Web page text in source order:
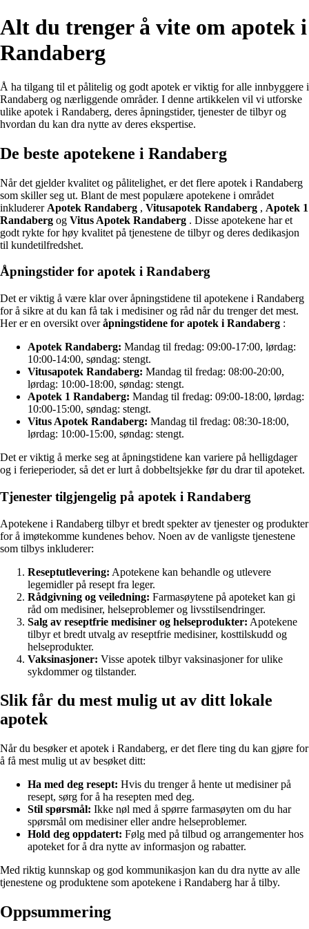
Alt du trenger å vite om apotek i
Randaberg
Å ha tilgang til et pålitelig og godt apotek er viktig for alle innbyggere i
Randaberg og nærliggende områder. I denne artikkelen vil vi utforske
ulike apotek i Randaberg, deres åpningstider, tjenester de tilbyr og
hvordan du kan dra nytte av deres ekspertise.
De beste apotekene i Randaberg
Når det gjelder kvalitet og pålitelighet, er det flere apotek i Randaberg
som skiller seg ut. Blant de mest populære apotekene i området
inkluderer Apotek Randaberg , Vitusapotek Randaberg , Apotek 1
Randaberg og Vitus Apotek Randaberg . Disse apotekene har et
godt rykte for høy kvalitet på tjenestene de tilbyr og deres dedikasjon
til kundetilfredshet.
Åpningstider for apotek i Randaberg
Det er viktig å være klar over åpningstidene til apotekene i Randaberg
for å sikre at du kan få tak i medisiner og råd når du trenger det mest.
Her er en oversikt overåpningstidene for apotek i Randaberg :
Apotek Randaberg: Mandag til fredag: 09:00-17:00, lørdag:
10:00-14:00, søndag: stengt.
Vitusapotek Randaberg: Mandag til fredag: 08:00-20:00,
lørdag: 10:00-18:00, søndag: stengt.
Apotek 1 Randaberg: Mandag til fredag: 09:00-18:00, lørdag:
10:00-15:00, søndag: stengt.
Vitus Apotek Randaberg: Mandag til fredag: 08:30-18:00,
lørdag: 10:00-15:00, søndag: stengt.
Det er viktig å merke seg at åpningstidene kan variere på helligdager
og i ferieperioder, så det er lurt å dobbeltsjekke før du drar til apoteket.
Tjenester tilgjengelig på apotek i Randaberg
Apotekene i Randaberg tilbyr et bredt spekter av tjenester og produkter
for å imøtekomme kundenes behov. Noen av de vanligste tjenestene
som tilbys inkluderer:
Reseptutlevering: Apotekene kan behandle og utlevere
legemidler på resept fra leger.
Rådgivning og veiledning: Farmasøytene på apoteket kan gi
råd om medisiner, helseproblemer og livsstilsendringer.
Salg av reseptfrie medisiner og helseprodukter: Apotekene
tilbyr et bredt utvalg av reseptfrie medisiner, kosttilskudd og
helseprodukter.
Vaksinasjoner: Visse apotek tilbyr vaksinasjoner for ulike
sykdommer og tilstander.
Slik får du mest mulig ut av ditt lokale
apotek
Når du besøker et apotek i Randaberg, er det flere ting du kan gjøre for
å få mest mulig ut av besøket ditt:
Ha med deg resept: Hvis du trenger å hente ut medisiner på
resept, sørg for å ha resepten med deg.
Stil spørsmål: Ikke nøl med å spørre farmasøyten om du har
spørsmål om medisiner eller andre helseproblemer.
Hold deg oppdatert: Følg med på tilbud og arrangementer hos
apoteket for å dra nytte av informasjon og rabatter.
Med riktig kunnskap og god kommunikasjon kan du dra nytte av alle
tjenestene og produktene som apotekene i Randaberg har å tilby.
Oppsummering